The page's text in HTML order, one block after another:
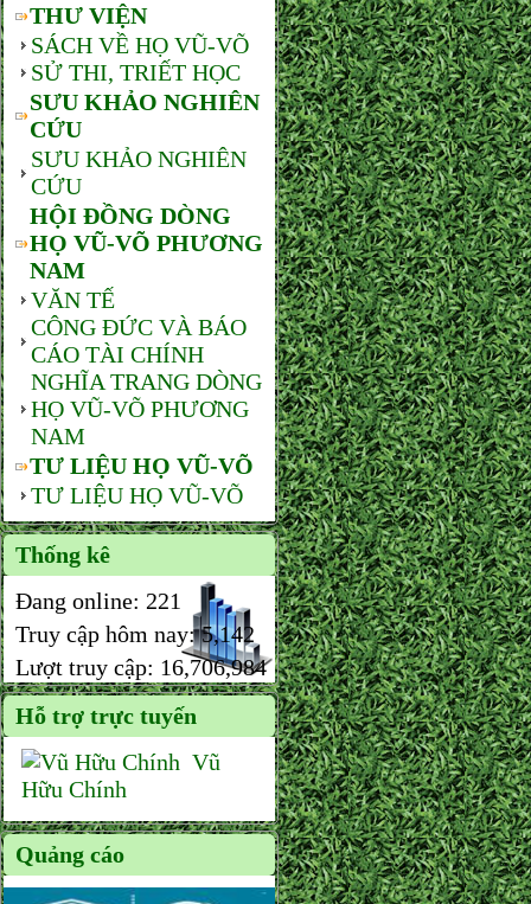
THƯ VIỆN
SÁCH VỀ HỌ VŨ-VÕ
SỬ THI, TRIẾT HỌC
SƯU KHẢO NGHIÊN
CỨU
SƯU KHẢO NGHIÊN
CỨU
HỘI ĐỒNG DÒNG
HỌ VŨ-VÕ PHƯƠNG
NAM
VĂN TẾ
CÔNG ĐỨC VÀ BÁO
CÁO TÀI CHÍNH
NGHĨA TRANG DÒNG
HỌ VŨ-VÕ PHƯƠNG
NAM
TƯ LIỆU HỌ VŨ-VÕ
TƯ LIỆU HỌ VŨ-VÕ
Thống kê
Đang online: 221
Truy cập hôm nay:5,142
Lượt truy cập: 16,706,984
Hỗ trợ trực tuyến
Vũ
Hữu Chính
Quảng cáo